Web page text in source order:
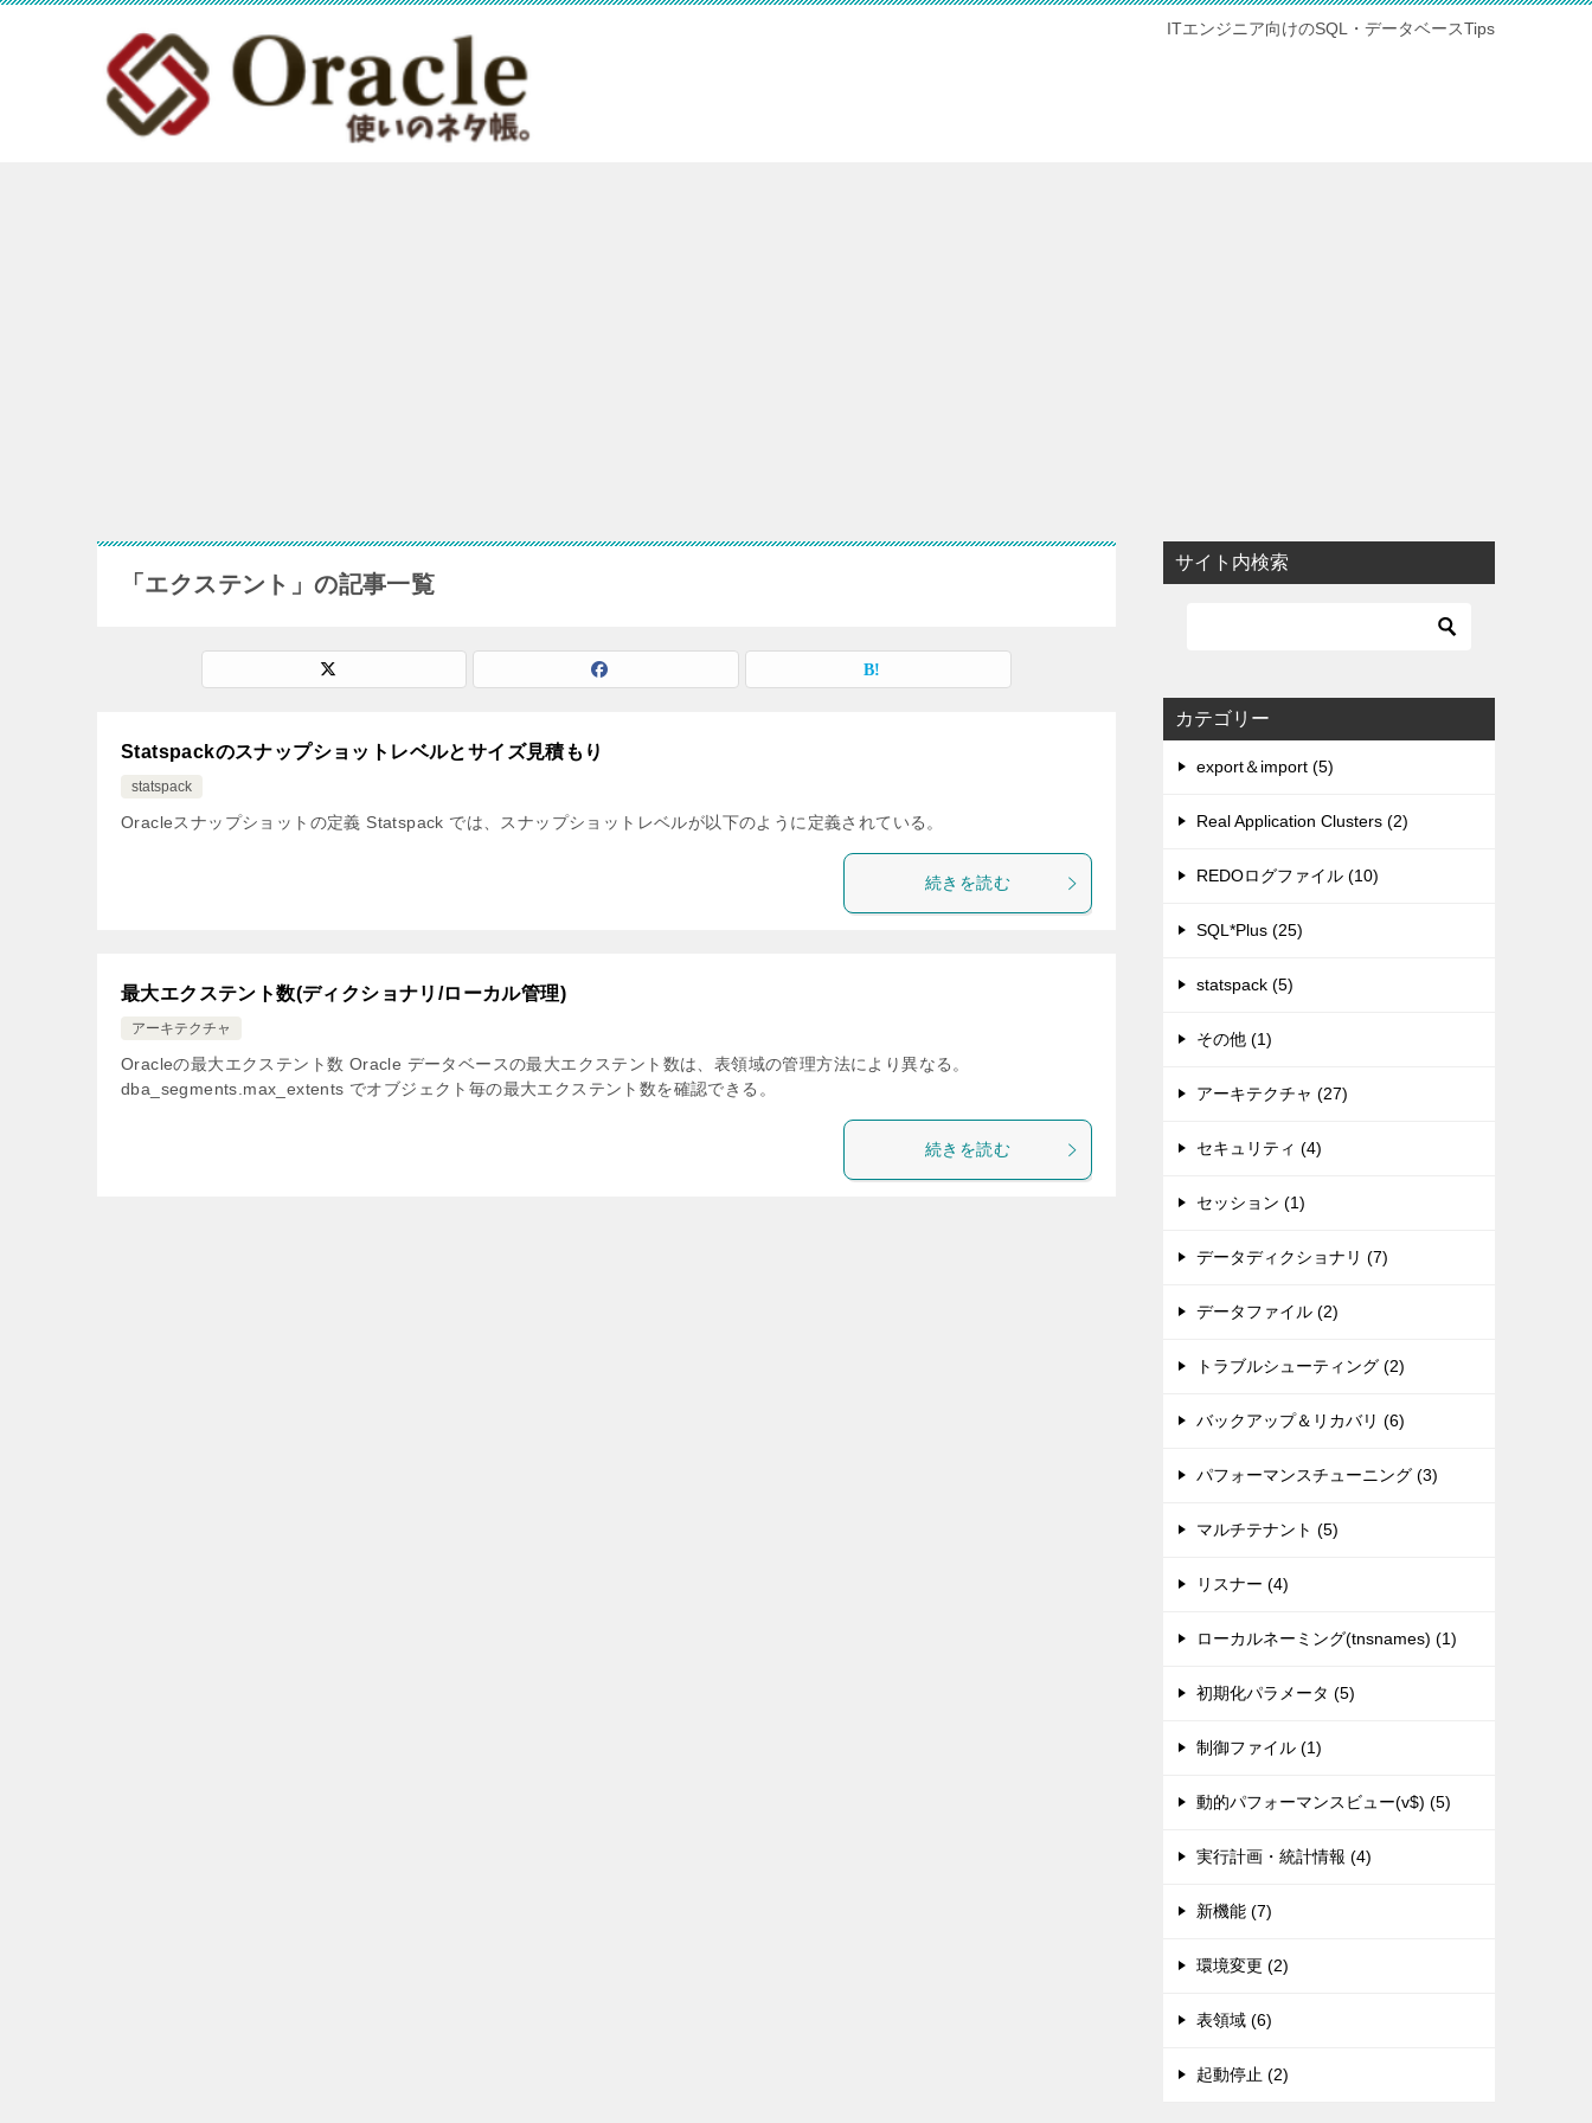
ITエンジニア向けのSQL・データベースTips
「エクステント」の記事一覧
Statspackのスナップショットレベルとサイズ見積もり
statspack
Oracleスナップショットの定義 Statspack では、スナップショットレベルが以下のように定義されている。
続きを読む
最大エクステント数(ディクショナリ/ローカル管理)
アーキテクチャ
Oracleの最大エクステント数 Oracle データベースの最大エクステント数は、表領域の管理方法により異なる。
dba_segments.max_extents でオブジェクト毎の最大エクステント数を確認できる。
続きを読む
サイト内検索
カテゴリー
export＆import (5)
Real Application Clusters (2)
REDOログファイル (10)
SQL*Plus (25)
statspack (5)
その他 (1)
アーキテクチャ (27)
セキュリティ (4)
セッション (1)
データディクショナリ (7)
データファイル (2)
トラブルシューティング (2)
バックアップ＆リカバリ (6)
パフォーマンスチューニング (3)
マルチテナント (5)
リスナー (4)
ローカルネーミング(tnsnames) (1)
初期化パラメータ (5)
制御ファイル (1)
動的パフォーマンスビュー(v$) (5)
実行計画・統計情報 (4)
新機能 (7)
環境変更 (2)
表領域 (6)
起動停止 (2)